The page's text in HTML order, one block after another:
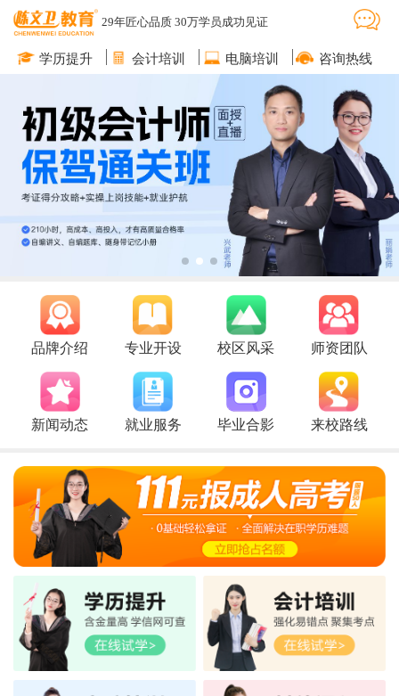
29年匠心品质 30万学员成功见证
学历提升 会计培训 电脑培训 咨询热线
品牌介绍 专业开设 校区风采 师资团队
新闻动态 就业服务 毕业合影 来校路线